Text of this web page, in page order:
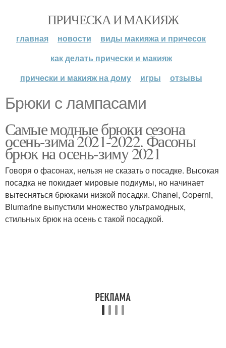
ПРИЧЕСКА И МАКИЯЖ
главная новости
виды макияжа и причесок
как делать прически и макияж
прически и макияж на дому
игры отзывы
Брюки с лампасами
Самые модные брюки сезона
осень-зима 2021-2022. Фасоны
брюк на осень-зиму 2021
Говоря о фасонах, нельзя не сказать о посадке. Высокая
посадка не покидает мировые подиумы, но начинает
вытесняться брюками низкой посадки. Chanel, Coperni,
Blumarine выпустили множество ультрамодных,
стильных брюк на осень с такой посадкой.